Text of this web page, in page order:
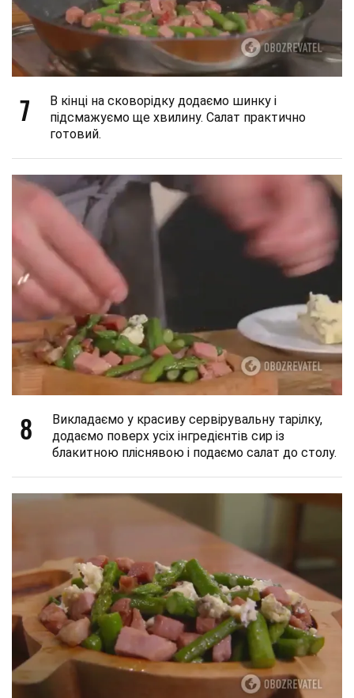
7
В кінці на сковорідку додаємо шинку і
підсмажуємо ще хвилину. Салат практично
готовий.
8
Викладаємо у красиву сервірувальну тарілку,
додаємо поверх усіх інгредієнтів сир із
блакитною пліснявою і подаємо салат до столу.